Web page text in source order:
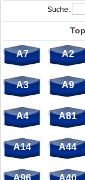
Suche:
A7 A2
A3 A9
A4 A81
A14 A44
A96 A40